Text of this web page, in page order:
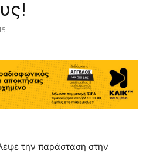
την παράσταση στην